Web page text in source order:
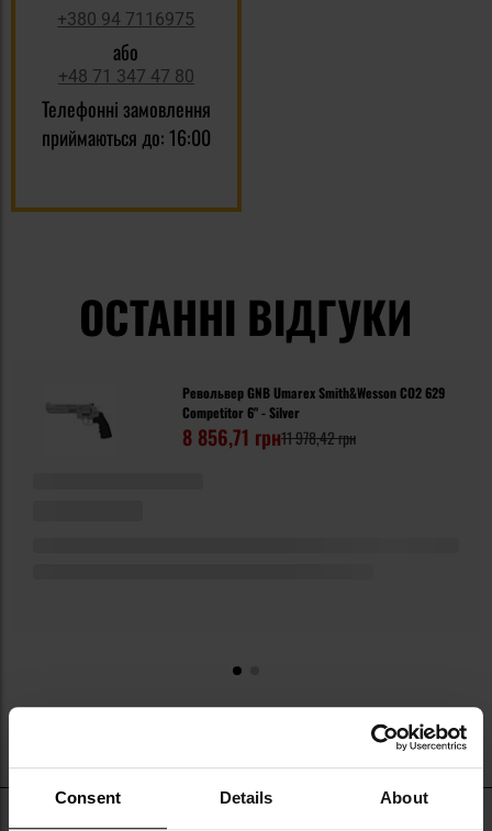
Consent Details About
+380 94 7116975
або
+48 71 347 47 80
Телефонні замовлення
приймаються до: 16:00
ОСТАННІ ВІДГУКИ
Револьвер GNB Umarex Smith&Wesson CO2 629
Competitor 6" - Silver
8 856,71 грн11 978,42 грн